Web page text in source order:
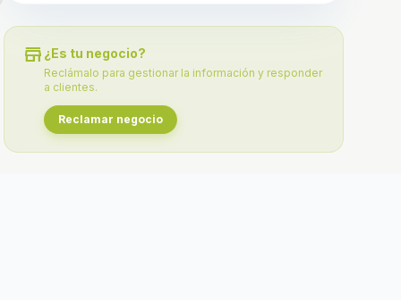
store ¿Es tu negocio?
Reclámalo para gestionar la información y responder
a clientes.
Reclamar negocio